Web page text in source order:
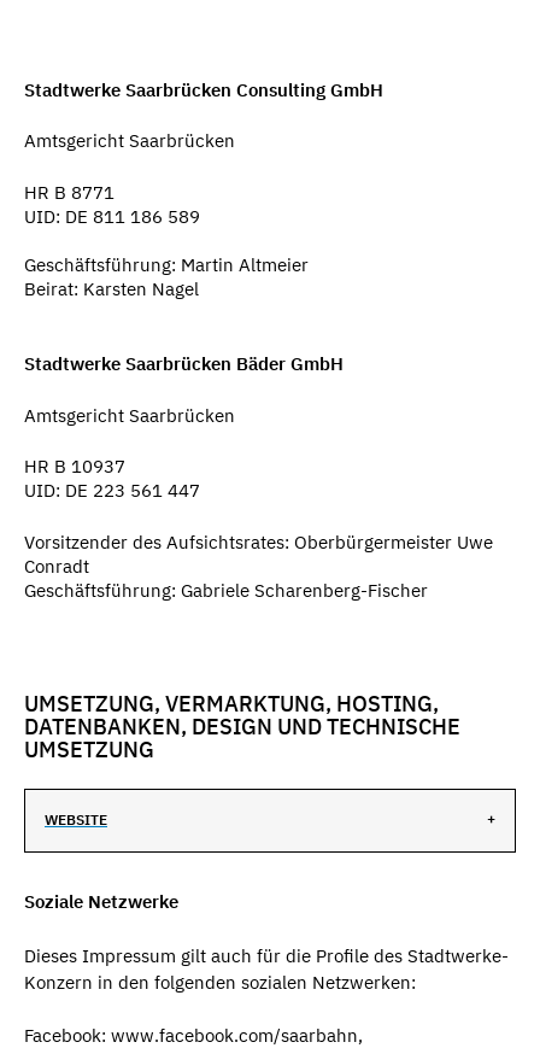
Stadtwerke Saarbrücken Consulting GmbH
Amtsgericht Saarbrücken
HR B 8771
UID: DE 811 186 589
Geschäftsführung: Martin Altmeier
Beirat: Karsten Nagel
Stadtwerke Saarbrücken Bäder GmbH
Amtsgericht Saarbrücken
HR B 10937
UID: DE 223 561 447
Vorsitzender des Aufsichtsrates: Oberbürgermeister Uwe
Conradt
Geschäftsführung: Gabriele Scharenberg-Fischer
UMSETZUNG, VERMARKTUNG, HOSTING,
DATENBANKEN, DESIGN UND TECHNISCHE
UMSETZUNG
WEBSITE
Soziale Netzwerke
Dieses Impressum gilt auch für die Profile des Stadtwerke-
Konzern in den folgenden sozialen Netzwerken:
Facebook: www.facebook.com/saarbahn,